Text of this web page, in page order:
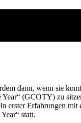
dann, wenn sie
(GCOTY) zu
Erfahrungen
statt.